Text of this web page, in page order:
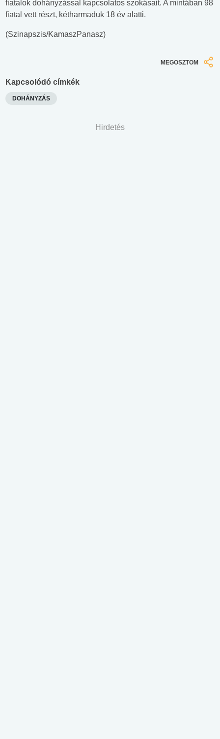
fiatalok dohányzással kapcsolatos szokásait. A mintában 98
fiatal vett részt, kétharmaduk 18 év alatti.
(Szinapszis/KamaszPanasz)
MEGOSZTOM
Kapcsolódó címkék
DOHÁNYZÁS
Hirdetés